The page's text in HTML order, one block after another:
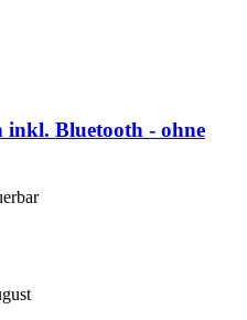
inkl. Bluetooth -​ ohne